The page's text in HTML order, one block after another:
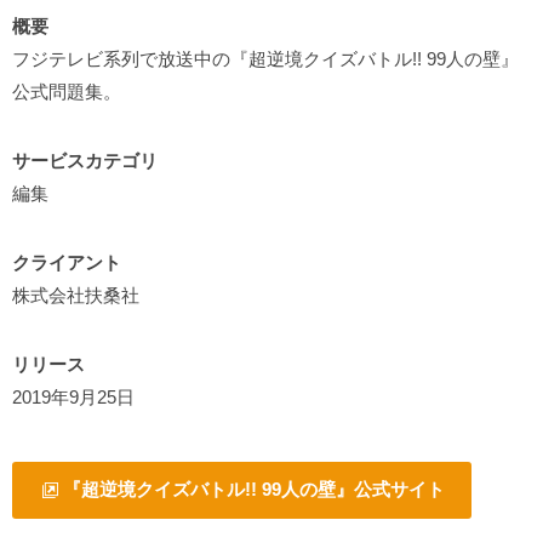
概要
フジテレビ系列で放送中の『超逆境クイズバトル!! 99人の壁』
公式問題集。
サービスカテゴリ
編集
クライアント
株式会社扶桑社
リリース
2019年9月25日
『超逆境クイズバトル!! 99人の壁』公式サイト